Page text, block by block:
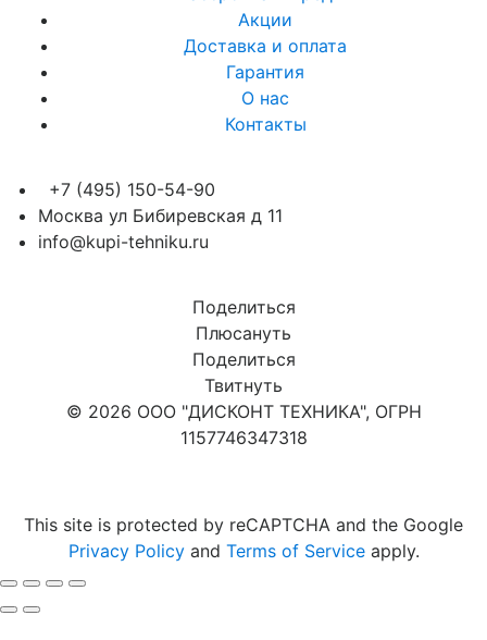
Акции
Доставка и оплата
Гарантия
О нас
Контакты
+7 (495) 150-54-90
Москва ул Бибиревская д 11
info@kupi-tehniku.ru
Поделиться
Плюсануть
Поделиться
Твитнуть
© 2026 ООО "ДИСКОНТ ТЕХНИКА", ОГРН
1157746347318
This site is protected by reCAPTCHA and the Google
Privacy Policyand Terms of Serviceapply.